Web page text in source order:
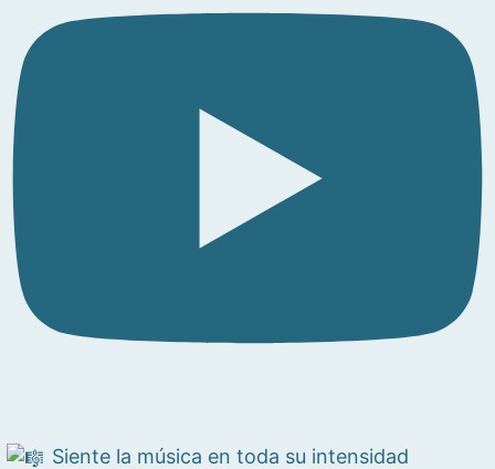
Siente la música en toda su intensidad